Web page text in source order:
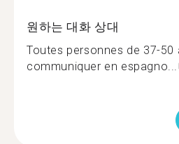
원하는 대화 상대
Toutes personnes de 37-50
communiquer en espagno...